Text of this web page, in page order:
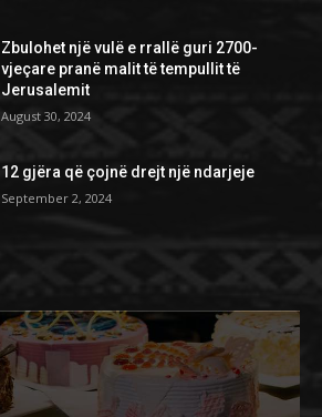
​Zbulohet një vulë e rrallë guri 2700-
vjeçare pranë malit të tempullit të
Jerusalemit
August 30, 2024
12 gjëra që çojnë drejt një ndarjeje
September 2, 2024